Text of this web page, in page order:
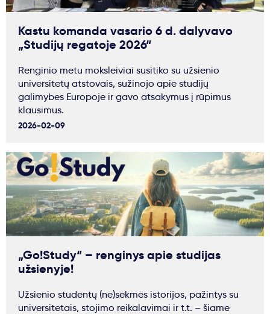
Kastu komanda vasario 6 d. dalyvavo
„Studijų regatoje 2026“
Renginio metu moksleiviai susitiko su užsienio
universitetų atstovais, sužinojo apie studijų
galimybes Europoje ir gavo atsakymus į rūpimus
klausimus.
2026-02-09
„Go!Study“ – renginys apie studijas
užsienyje!
Užsienio studentų (ne)sėkmės istorijos, pažintys su
universitetais, stojimo reikalavimai ir t.t. – šiame